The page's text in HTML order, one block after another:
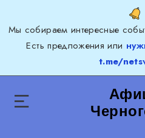
Мы собираем интересные
Есть предложения или
t.me/